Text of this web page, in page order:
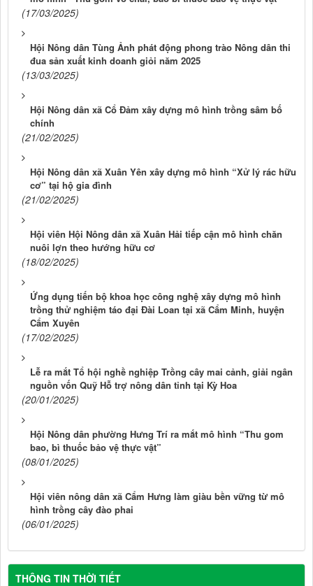
(17/03/2025)
Hội Nông dân Tùng Ảnh phát động phong trào Nông dân thi
đua sản xuất kinh doanh giỏi năm 2025
(13/03/2025)
Hội Nông dân xã Cổ Đảm xây dựng mô hình trồng sâm bố
chính
(21/02/2025)
Hội Nông dân xã Xuân Yên xây dựng mô hình “Xử lý rác hữu
cơ” tại hộ gia đình
(21/02/2025)
Hội viên Hội Nông dân xã Xuân Hải tiếp cận mô hình chăn
nuôi lợn theo hướng hữu cơ
(18/02/2025)
Ứng dụng tiến bộ khoa học công nghệ xây dựng mô hình
trồng thử nghiệm táo đại Đài Loan tại xã Cẩm Minh, huyện
Cẩm Xuyên
(17/02/2025)
Lễ ra mắt Tổ hội nghề nghiệp Trồng cây mai cảnh, giải ngân
nguồn vốn Quỹ Hỗ trợ nông dân tỉnh tại Kỳ Hoa
(20/01/2025)
Hội Nông dân phường Hưng Trí ra mắt mô hình “Thu gom
bao, bì thuốc bảo vệ thực vật”
(08/01/2025)
Hội viên nông dân xã Cẩm Hưng làm giàu bền vững từ mô
hình trồng cây đào phai
(06/01/2025)
THÔNG TIN THỜI TIẾT